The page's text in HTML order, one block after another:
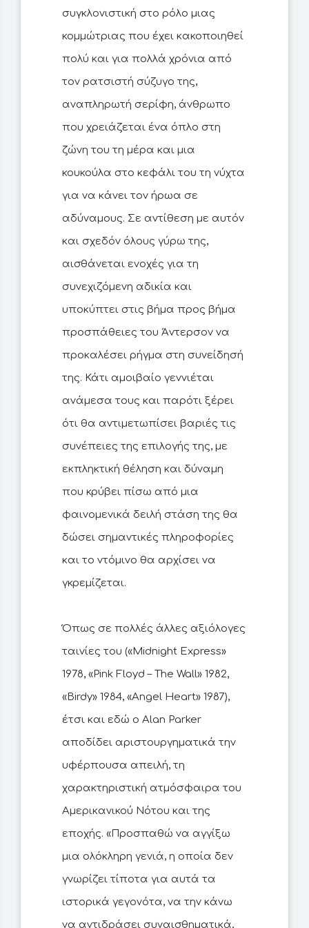
συγκλονιστική στο ρόλο μιας
κομμώτριας που έχει κακοποιηθεί
πολύ και για πολλά χρόνια από
τον ρατσιστή σύζυγο της,
αναπληρωτή σερίφη, άνθρωπο
που χρειάζεται ένα όπλο στη
ζώνη του τη μέρα και μια
κουκούλα στο κεφάλι του τη νύχτα
για να κάνει τον ήρωα σε
αδύναμους. Σε αντίθεση με αυτόν
και σχεδόν όλους γύρω της,
αισθάνεται ενοχές για τη
συνεχιζόμενη αδικία και
υποκύπτει στις βήμα προς βήμα
προσπάθειες του Άντερσον να
προκαλέσει ρήγμα στη συνείδησή
της. Κάτι αμοιβαίο γεννιέται
ανάμεσα τους και παρότι ξέρει
ότι θα αντιμετωπίσει βαριές τις
συνέπειες της επιλογής της, με
εκπληκτική θέληση και δύναμη
που κρύβει πίσω από μια
φαινομενικά δειλή στάση της θα
δώσει σημαντικές πληροφορίες
και το ντόμινο θα αρχίσει να
γκρεμίζεται.
Όπως σε πολλές άλλες αξιόλογες
ταινίες του («Midnight Express»
1978, «Pink Floyd – The Wall» 1982,
«Birdy» 1984, «Angel Heart» 1987),
έτσι και εδώ ο Alan Parker
αποδίδει αριστουργηματικά την
υφέρπουσα απειλή, τη
χαρακτηριστική ατμόσφαιρα του
Αμερικανικού Νότου και της
εποχής. «Προσπαθώ να αγγίξω
μια ολόκληρη γενιά, η οποία δεν
γνωρίζει τίποτα για αυτά τα
ιστορικά γεγονότα, να την κάνω
να αντιδράσει συναισθηματικά,